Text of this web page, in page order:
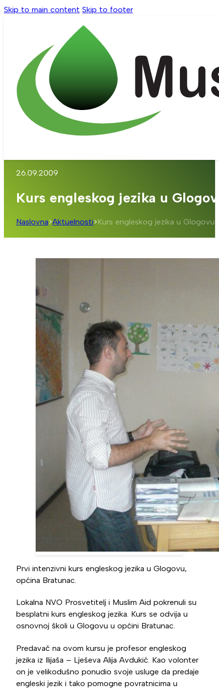
Skip to main content Skip to footer
26.09.2009
Kurs engleskog jezika u
Naslovna>Aktuelnosti>Kurs engleskog jezika u Glogovu
Prvi intenzivni kurs engleskog jezika u Glogovu,
općina Bratunac.
Lokalna NVO Prosvetitelj i Muslim Aid pokrenuli su
besplatni kurs engleskog jezika. Kurs se odvija u
osnovnoj školi u Glogovu u općini Bratunac.
Predavač na ovom kursu je profesor engleskog
jezika iz Ilijaša – Lješeva Alija Avdukić. Kao volonter
on je velikodušno ponudio svoje usluge da predaje
engleski jezik i tako pomogne povratnicima u